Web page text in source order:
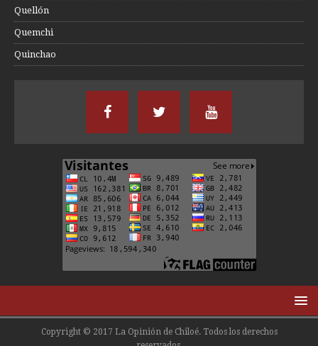
Quellón
Quemchi
Quinchao
Copyright © 2017 La Opinión de Chiloé. Todos los derechos